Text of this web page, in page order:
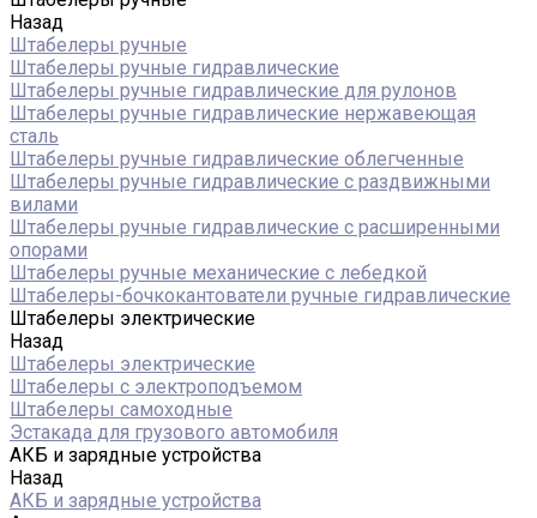
Назад
Штабелеры ручные
Штабелеры ручные гидравлические
Штабелеры ручные гидравлические для рулонов
Штабелеры ручные гидравлические нержавеющая
сталь
Штабелеры ручные гидравлические облегченные
Штабелеры ручные гидравлические с раздвижными
вилами
Штабелеры ручные гидравлические с расширенными
опорами
Штабелеры ручные механические с лебедкой
Штабелеры-бочкокантователи ручные гидравлические
Штабелеры электрические
Назад
Штабелеры электрические
Штабелеры с электроподъемом
Штабелеры самоходные
Эстакада для грузового автомобиля
АКБ и зарядные устройства
Назад
АКБ и зарядные устройства